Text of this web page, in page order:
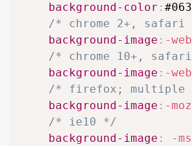
background-color :
/* chrome 2+,
background-image : -
/* chrome 10+,
background-image : -
/* firefox; multiple
background-image : -
/* ie10 */
background-image : -